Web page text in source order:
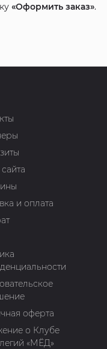
«Оформить заказ».
и оплата
оферта
о Клубе
«МЁД»